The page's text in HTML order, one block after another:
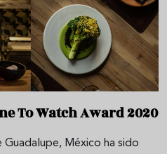
To Watch Award 2020
Guadalupe, México ha sido